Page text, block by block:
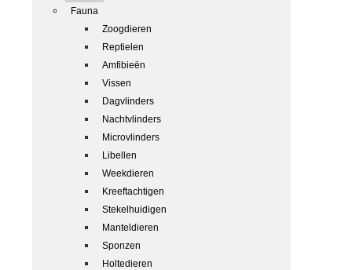
Fauna
Zoogdieren
Reptielen
Amfibieën
Vissen
Dagvlinders
Nachtvlinders
Microvlinders
Libellen
Weekdieren
Kreeftachtigen
Stekelhuidigen
Manteldieren
Sponzen
Holtedieren